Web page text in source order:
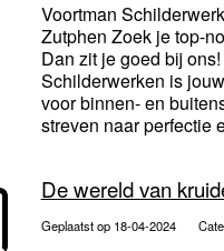
Voortman
Zutphen Zoek je top-
Dan zit je goed bij
Schilderwerken is
voor binnen- en
streven naar perfectie
De wereld van
Geplaatst op 18-04-2024